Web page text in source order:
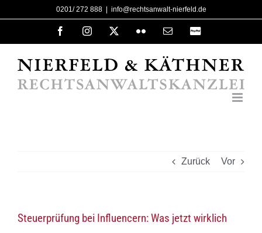
springen
0201/ 272 888 info@rechtsanwalt-nierfeld.de
FacebookInstagram Flickr E-
PayPal
Zurück Vor
Steuerprüfung bei Influencern: Was jetzt wirklich